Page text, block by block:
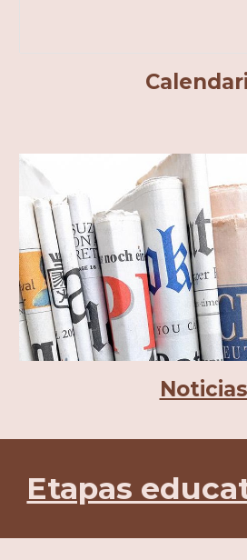
Noticias
Etapas